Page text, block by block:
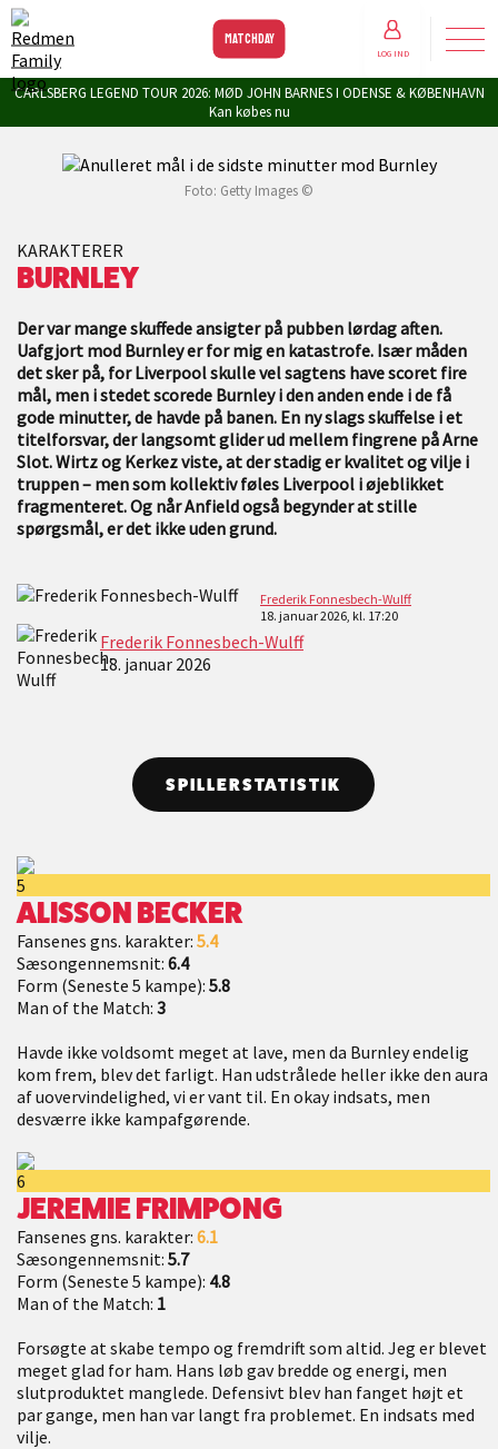
MATCHDAY
LOG IND
CARLSBERG LEGEND TOUR 2026: MØD JOHN BARNES I ODENSE & KØBENHAVN
Kan købes nu
Foto: Getty Images ©
KARAKTERER
BURNLEY
Der var mange skuffede ansigter på pubben lørdag aften.
Uafgjort mod Burnley er for mig en katastrofe. Især måden
det sker på, for Liverpool skulle vel sagtens have scoret fire
mål, men i stedet scorede Burnley i den anden ende i de få
gode minutter, de havde på banen. En ny slags skuffelse i et
titelforsvar, der langsomt glider ud mellem fingrene på Arne
Slot. Wirtz og Kerkez viste, at der stadig er kvalitet og vilje i
truppen – men som kollektiv føles Liverpool i øjeblikket
fragmenteret. Og når Anfield også begynder at stille
spørgsmål, er det ikke uden grund.
Frederik Fonnesbech-Wulff
18. januar 2026, kl. 17:20
Frederik Fonnesbech-Wulff
18. januar 2026
SPILLERSTATISTIK
5
ALISSON BECKER
Fansenes gns. karakter: 5.4
Sæsongennemsnit: 6.4
Form (Seneste 5 kampe): 5.8
Man of the Match: 3
Havde ikke voldsomt meget at lave, men da Burnley endelig
kom frem, blev det farligt. Han udstrålede heller ikke den aura
af uovervindelighed, vi er vant til. En okay indsats, men
desværre ikke kampafgørende.
6
JEREMIE FRIMPONG
Fansenes gns. karakter: 6.1
Sæsongennemsnit: 5.7
Form (Seneste 5 kampe): 4.8
Man of the Match: 1
Forsøgte at skabe tempo og fremdrift som altid. Jeg er blevet
meget glad for ham. Hans løb gav bredde og energi, men
slutproduktet manglede. Defensivt blev han fanget højt et
par gange, men han var langt fra problemet. En indsats med
vilje.